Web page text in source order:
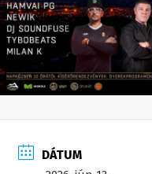
DÁTUM